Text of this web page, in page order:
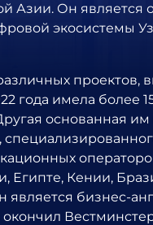
Азии. Он является
экосистемы
проектов,
года имела более
основанная
Египте, Кении,
является бизнес-